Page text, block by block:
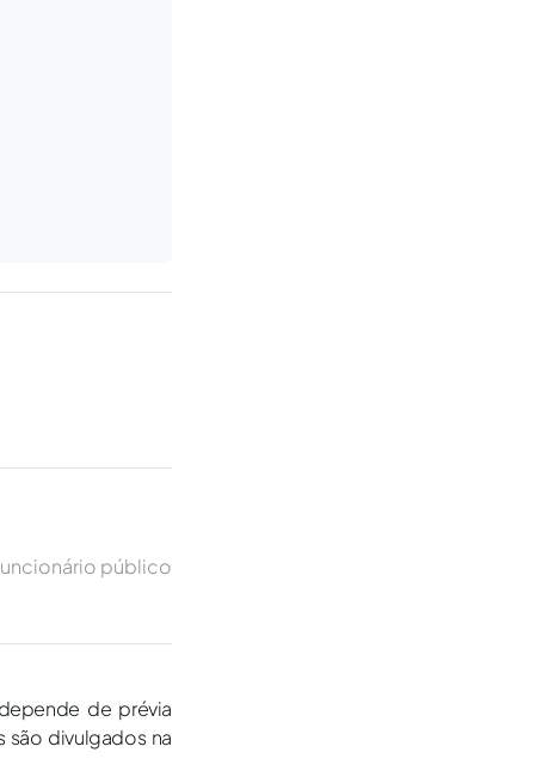
público
de prévia
divulgados na